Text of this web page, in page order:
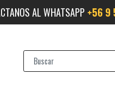
AL WHATSAPP +56 9